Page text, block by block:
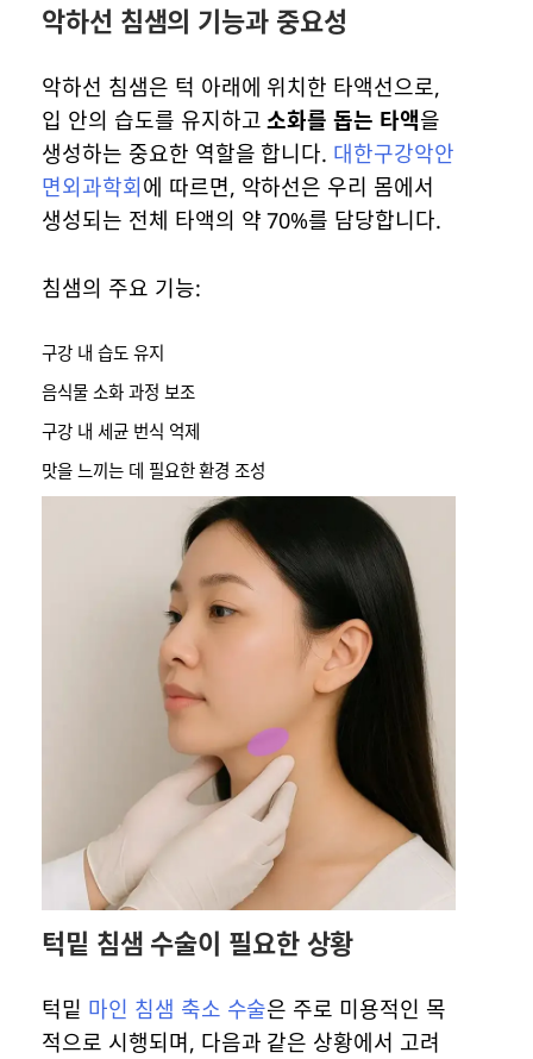
악하선 침샘의 기능과 중요성
악하선 침샘은 턱 아래에 위치한 타액선으로,
입 안의 습도를 유지하고소화를 돕는 타액을
생성하는 중요한 역할을 합니다. 대한구강악안
면외과학회에 따르면, 악하선은 우리 몸에서
생성되는 전체 타액의 약 70%를 담당합니다.
침샘의 주요 기능:
구강 내 습도 유지
음식물 소화 과정 보조
구강 내 세균 번식 억제
맛을 느끼는 데 필요한 환경 조성
턱밑 침샘 수술이 필요한 상황
턱밑 마인 침샘 축소 수술은 주로 미용적인 목
적으로 시행되며, 다음과 같은 상황에서 고려